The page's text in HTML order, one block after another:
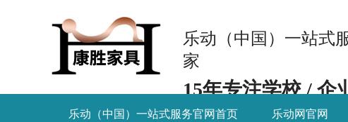
乐动（中国）一站
家
15年专注学校 / 企
乐动（中国）一站式服务官网首页 乐动网官网